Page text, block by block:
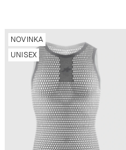
NOVINKA
UNISEX
T
?
HLEDAT